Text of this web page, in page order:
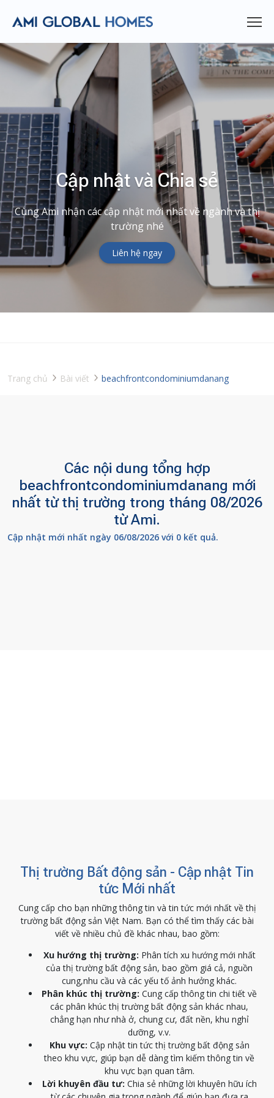
Cập nhật và Chia sẻ
Cùng Ami nhận các cập nhật mới nhất về ngành và thị
trường nhé
Liên hệ ngay
Trang chủ Bài viết beachfrontcondominiumdanang
Các nội dung tổng hợp
beachfrontcondominiumdanang mới
nhất từ thị trường trong tháng 08/2026
từ Ami.
Cập nhật mới nhất ngày 06/08/2026 với 0 kết quả.
Thị trường Bất động sản - Cập nhật Tin
tức Mới nhất
Cung cấp cho bạn những thông tin và tin tức mới nhất về thị
trường bất động sản Việt Nam. Bạn có thể tìm thấy các bài
viết về nhiều chủ đề khác nhau, bao gồm:
Xu hướng thị trường: Phân tích xu hướng mới nhất
của thị trường bất động sản, bao gồm giá cả, nguồn
cung,nhu cầu và các yếu tố ảnh hưởng khác.
Phân khúc thị trường: Cung cấp thông tin chi tiết về
các phân khúc thị trường bất động sản khác nhau,
chẳng hạn như nhà ở, chung cư, đất nền, khu nghỉ
dưỡng, v.v.
Khu vực: Cập nhật tin tức thị trường bất động sản
theo khu vực, giúp bạn dễ dàng tìm kiếm thông tin về
khu vực bạn quan tâm.
Lời khuyên đầu tư: Chia sẻ những lời khuyên hữu ích